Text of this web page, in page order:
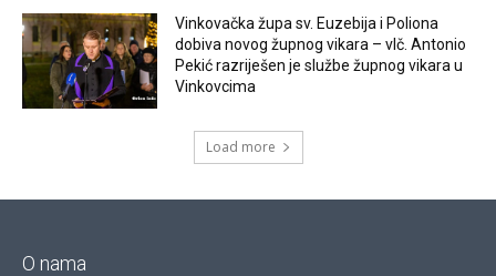
Vinkovačka župa sv. Euzebija i Poliona
dobiva novog župnog vikara – vlč. Antonio
Pekić razriješen je službe župnog vikara u
Vinkovcima
Load more
O nama